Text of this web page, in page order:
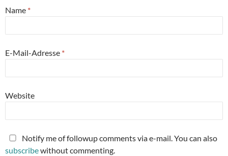
Name *
E-Mail-Adresse *
Website
Notify me of followup comments via e-mail. You can also
subscribewithout commenting.